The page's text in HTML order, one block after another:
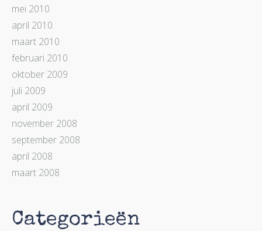
mei 2010
april 2010
maart 2010
februari 2010
oktober 2009
juli 2009
april 2009
november 2008
september 2008
april 2008
maart 2008
Categorieën